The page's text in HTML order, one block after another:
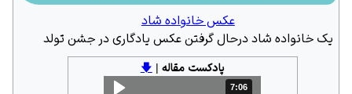
عکس خانواده شاد
یک خانواده شاد درحال گرفتن عکس یادگاری در جشن تولد
پادکست مقاله |
🡇
مدت: 7 دقیقه و 6 ثانیه
7:06